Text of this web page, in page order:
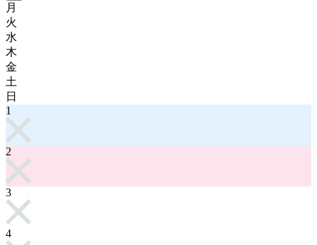
月
火
水
木
金
土
日
1
2
3
4